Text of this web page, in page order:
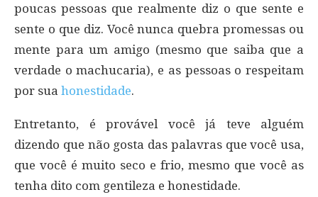
poucas pessoas que realmente diz o que sente e
sente o que diz. Você nunca quebra promessas ou
mente para um amigo (mesmo que saiba que a
verdade o machucaria), e as pessoas o respeitam
por sua honestidade.
Entretanto, é provável você já teve alguém
dizendo que não gosta das palavras que você usa,
que você é muito seco e frio, mesmo que você as
tenha dito com gentileza e honestidade.